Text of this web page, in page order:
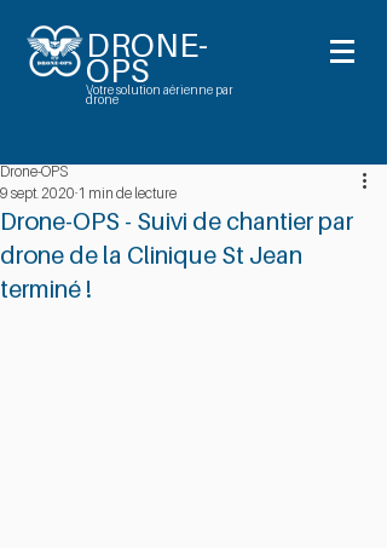
DRONE-
OPS
Votre solution aérienne par
drone
Drone-OPS - Suivi de chantier par
drone de la Clinique St Jean
terminé !
Drone-OPS
9 sept. 2020 1 min de lecture